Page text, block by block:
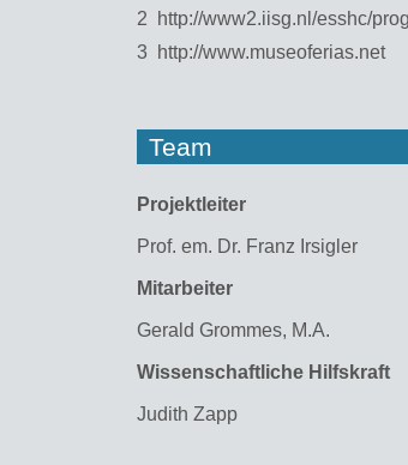
2 http://​www2.​iisg.​nl/​esshc/​
3 http://​www.​museoferias.​net
Team
Pro­jekt­lei­ter
Prof. em. Dr. Franz Ir­sig­ler
Mit­ar­bei­ter
Ge­rald Grom­mes, M.A.
Wis­sen­schaft­li­che Hilfs­kraft
Ju­dith Zapp